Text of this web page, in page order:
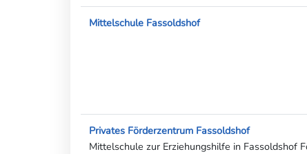
Mittelschule Fassoldshof
Privates Förderzentrum Fassoldshof
Mittelschule zur Erziehungshilfe in Fassoldshof